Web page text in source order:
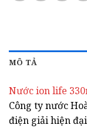
MÔ TẢ
Nước ion life
Công ty nước
điện giải hiện